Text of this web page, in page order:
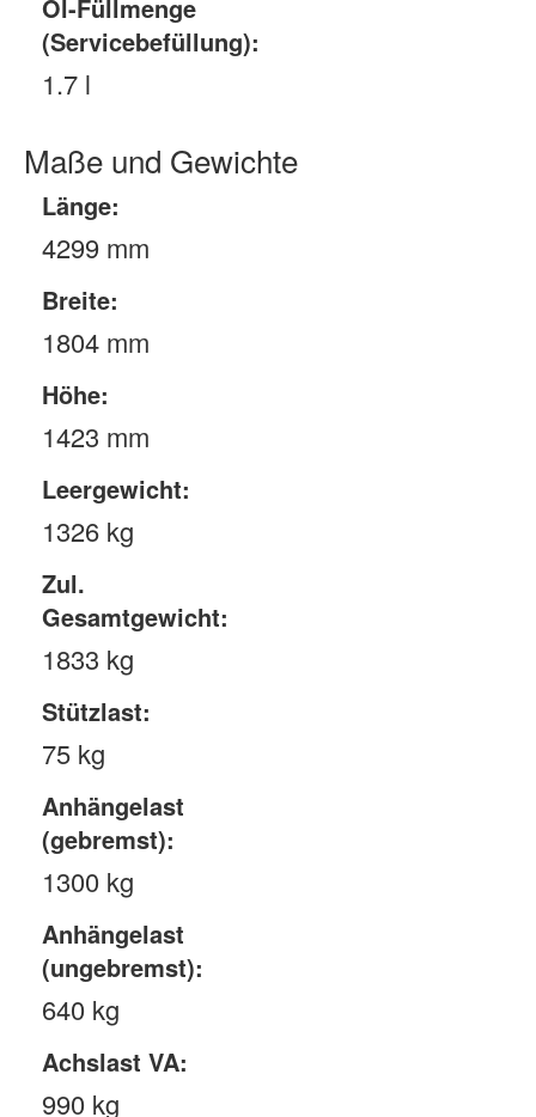
Öl-Füllmenge
(Servicebefüllung):
1.7 l
Maße und Gewichte
Länge:
4299 mm
Breite:
1804 mm
Höhe:
1423 mm
Leergewicht:
1326 kg
Zul.
Gesamtgewicht:
1833 kg
Stützlast:
75 kg
Anhängelast
(gebremst):
1300 kg
Anhängelast
(ungebremst):
640 kg
Achslast VA:
990 kg